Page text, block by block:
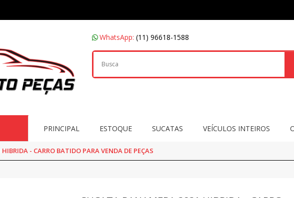
WhatsApp: (11) 96618-1588
PRINCIPAL ESTOQUE SUCATAS VEÍCULOS INTEIROS
- CARRO BATIDO PARA VENDA DE PEÇAS